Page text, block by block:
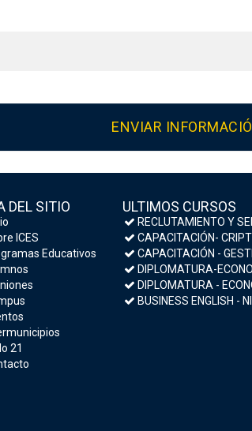
DEL SITIO
ICES
Educativos
21
ULTIMOS CURSOS
RECLUTAMIENTO Y
CAPACITACIÓN- CRIPTOMONEDAS BITCOIN-
CAPACITACIÓN - GESTIÓN
DIPLOMATURA-ECONOMÍA PARA NO
DIPLOMATURA -
BUSINESS ENGLISH -